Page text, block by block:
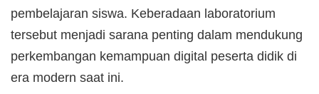
pembelajaran siswa. Keberadaan laboratorium
tersebut menjadi sarana penting dalam mendukung
perkembangan kemampuan digital peserta didik di
era modern saat ini.